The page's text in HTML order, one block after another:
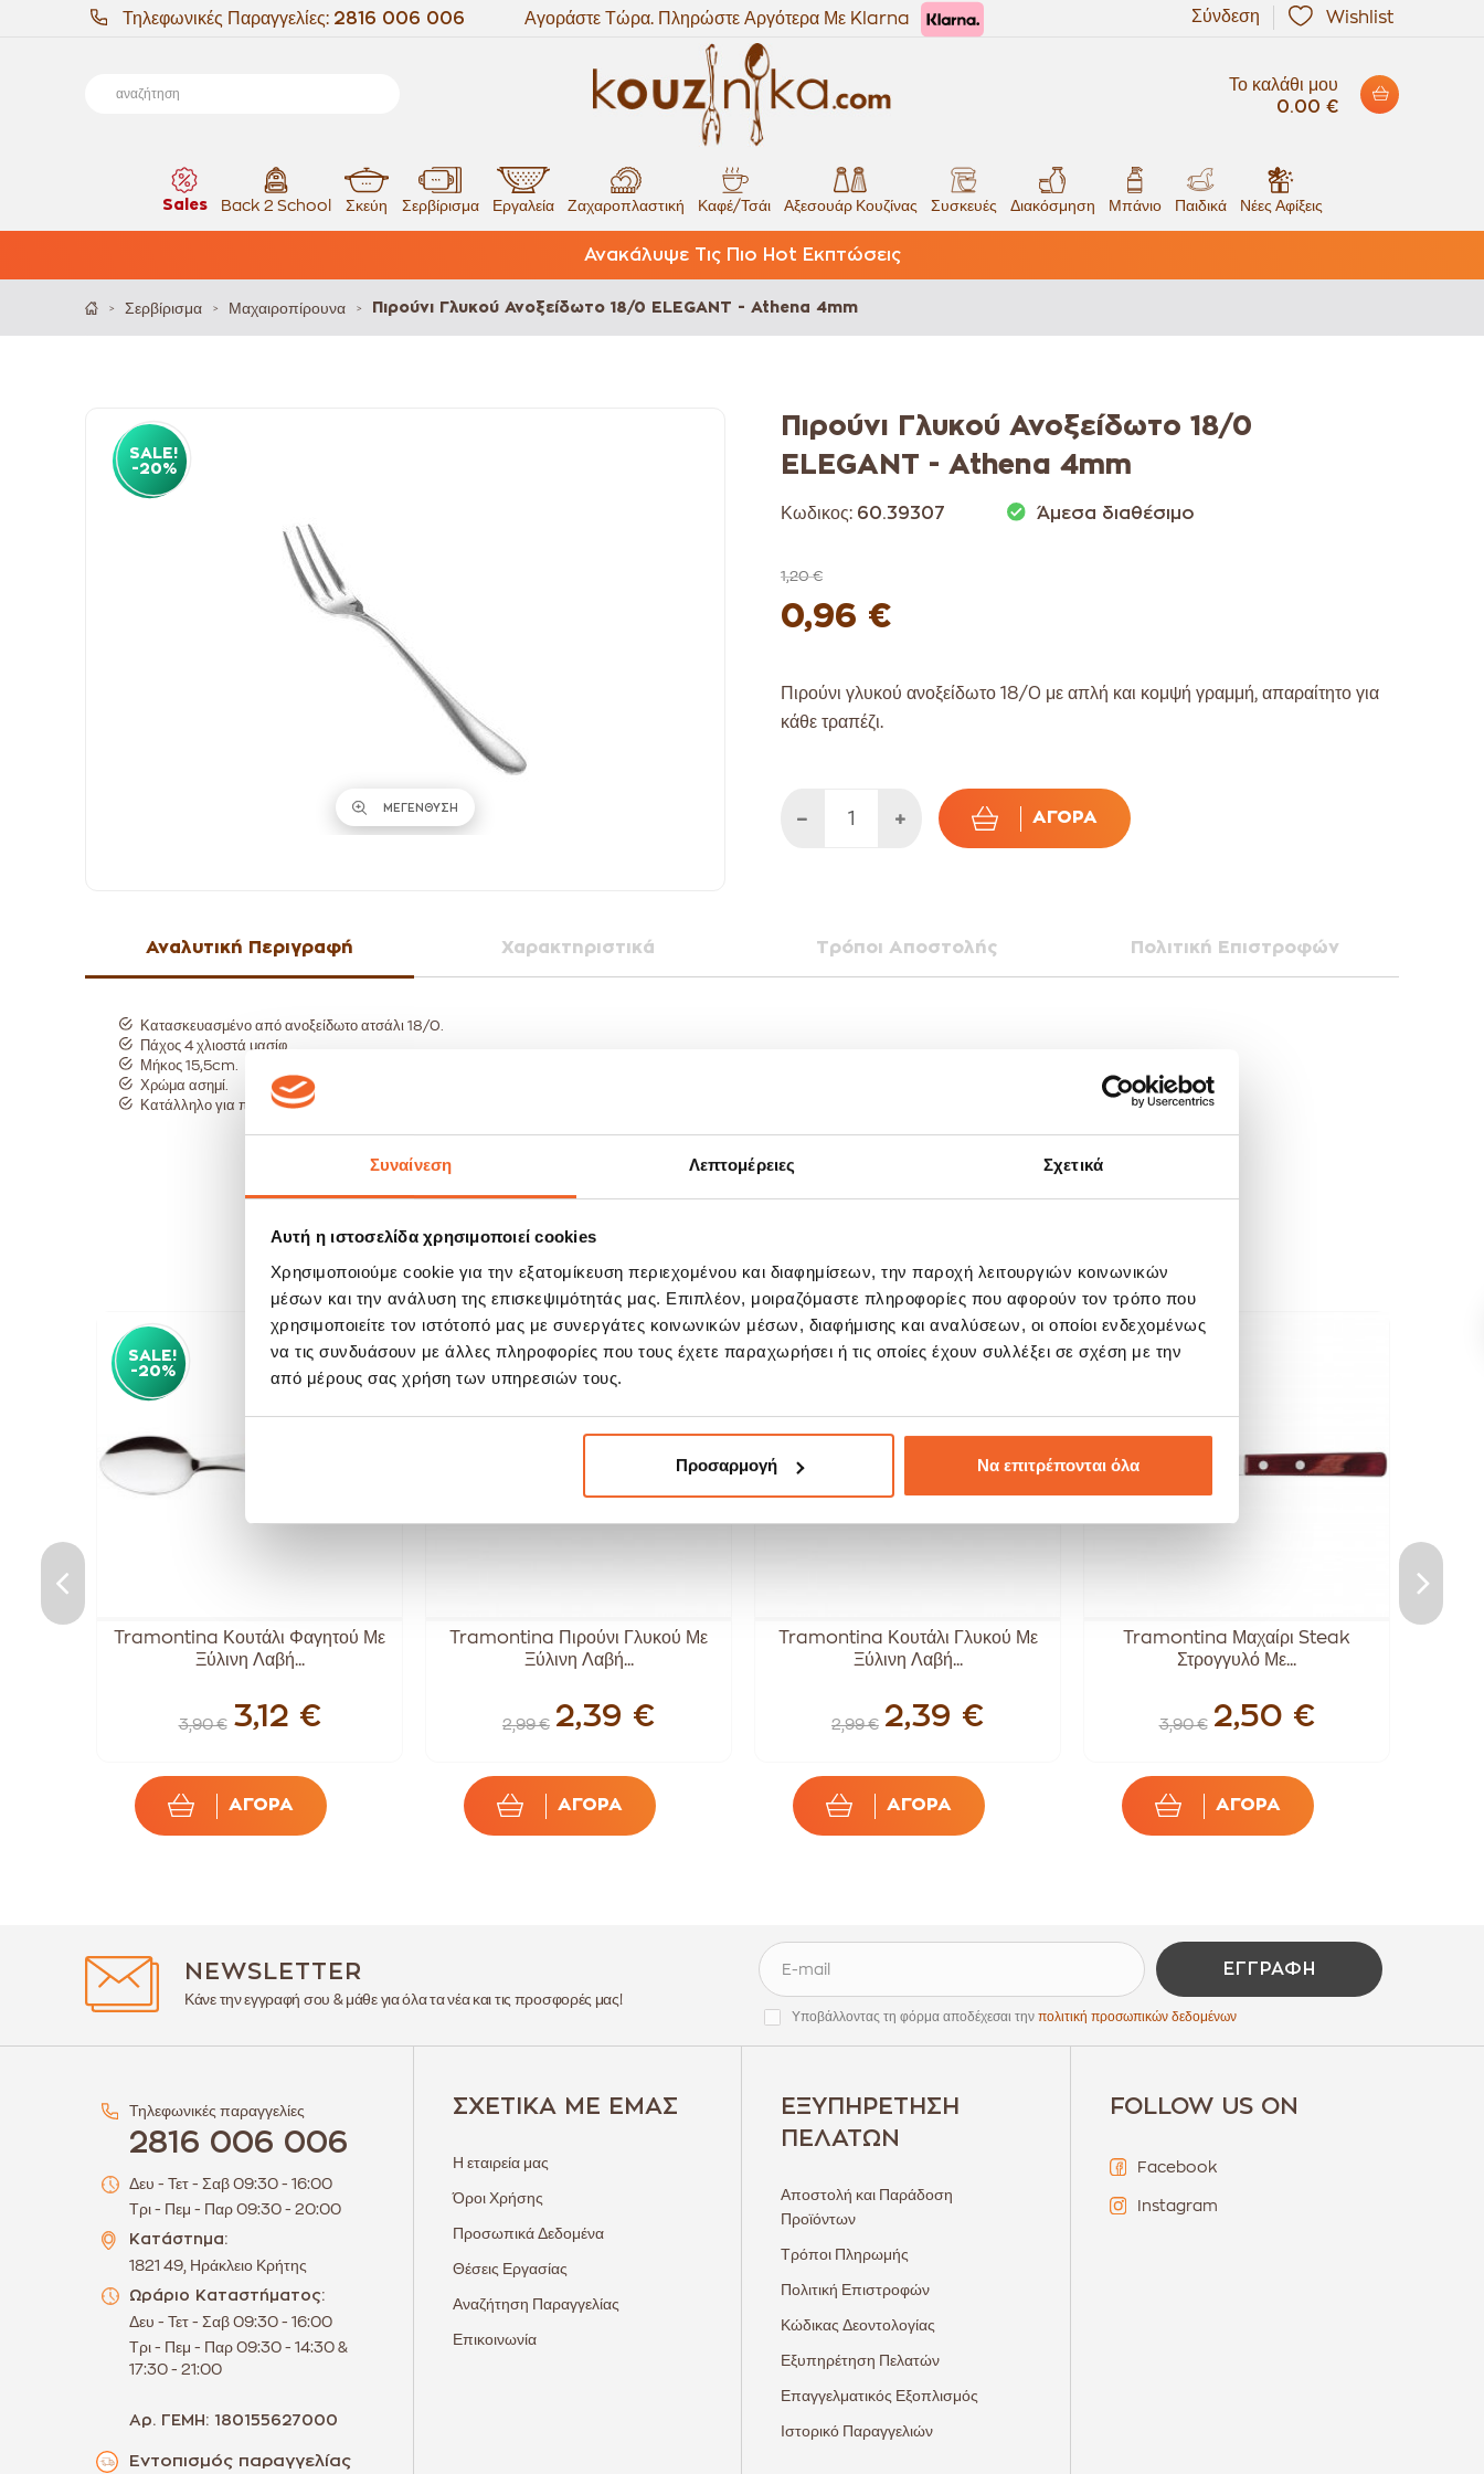
Συναίνεση Λεπτομέρειες Σχετικά
Αυτή η ιστοσελίδα χρησιμοποιεί cookies
Χρησιμοποιούμε cookie για την εξατομίκευση περιεχομένου και διαφημίσεων, την παροχή λειτουργιών κοινωνικών
μέσων και την ανάλυση της επισκεψιμότητάς μας. Επιπλέον, μοιραζόμαστε πληροφορίες που αφορούν τον τρόπο που
χρησιμοποιείτε τον ιστότοπό μας με συνεργάτες κοινωνικών μέσων, διαφήμισης και αναλύσεων, οι οποίοι ενδεχομένως
να τις συνδυάσουν με άλλες πληροφορίες που τους έχετε παραχωρήσει ή τις οποίες έχουν συλλέξει σε σχέση με την
από μέρους σας χρήση των υπηρεσιών τους.
Προσαρμογή Να επιτρέπονται όλα
Τηλεφωνικές Παραγγελίες: 2816 006 006 Αγοράστε Τώρα. Πληρώστε Αργότερα Με Klarna Wishlist
Σύνδεση
Το καλάθι μου
0.00 €
Sales Back 2 School Σκεύη Σερβίρισμα Εργαλεία Ζαχαροπλαστική Καφέ/Τσάι Αξεσουάρ Κουζίνας Συσκευές Διακόσμηση Μπάνιο Παιδικά Νέες Αφίξεις
Ανακάλυψε Τις Πιο Hot Εκπτώσεις
> Σερβίρισμα > Μαχαιροπίρουνα > Πιρούνι Γλυκού Ανοξείδωτο 18/0 ELEGANT - Athena 4mm
SALE!
-20%
ΜΕΓΕΝΘΥΣΗ
Πιρούνι Γλυκού Ανοξείδωτο 18/0
ELEGANT - Athena 4mm
Κωδικος: 60.39307 Άμεσα διαθέσιμο
1,20 €
0,96 €
Πιρούνι γλυκού ανοξείδωτο 18/0 με απλή και κομψή γραμμή, απαραίτητο για
κάθε τραπέζι.
ΑΓΟΡΆ
Αναλυτική Περιγραφή Χαρακτηριστικά Τρόποι Αποστολής Πολιτική Επιστροφών
Κατασκευασμένο από ανοξείδωτο ατσάλι 18/0.
Πάχος 4 χλιοστά μασίφ.
Μήκος 15,5cm.
Χρώμα ασημί.
Κατάλληλο για πλυντήριο πιάτων.
ΣΧΕΤΙΚΆ ΠΡΟΪΌΝΤΑ
SALE!
-20%
Tramontina Κουτάλι Φαγητού Με
Ξύλινη Λαβή...
3,90 € 3,12 €
ΑΓΟΡΑ
SALE!
Tramontina Πιρούνι Γλυκού Με
Ξύλινη Λαβή...
2,99 € 2,39 €
ΑΓΟΡΑ
SALE!
Tramontina Κουτάλι Γλυκού Με
Ξύλινη Λαβή...
2,99 € 2,39 €
ΑΓΟΡΑ
SALE!
Tramontina Μαχαίρι Steak
Στρογγυλό Με...
3,90 € 2,50 €
ΑΓΟΡΑ
NEWSLETTER
Κάνε την εγγραφή σου & μάθε για όλα τα νέα και τις προσφορές μας!
ΕΓΓΡΑΦΉ
Υποβάλλοντας τη φόρμα αποδέχεσαι την πολιτική προσωπικών δεδομένων
Τηλεφωνικές παραγγελίες
2816 006 006
Δευ - Τετ - Σαβ 09:30 - 16:00
Τρι - Πεμ - Παρ 09:30 - 20:00
Κατάστημα:
1821 49, Ηράκλειο Κρήτης
Ωράριο Καταστήματος:
Δευ - Τετ - Σαβ 09:30 - 16:00
Τρι - Πεμ - Παρ 09:30 - 14:30 &
17:30 - 21:00
Αρ. ΓΕΜΗ: 180155627000
Εντοπισμός παραγγελίας
ΣΧΕΤΙΚΆ ΜΕ ΕΜΆΣ
Η εταιρεία μας
Όροι Χρήσης
Προσωπικά Δεδομένα
Θέσεις Εργασίας
Αναζήτηση Παραγγελίας
Επικοινωνία
ΕΞΥΠΗΡΈΤΗΣΗ
ΠΕΛΑΤΏΝ
Αποστολή και Παράδοση
Προϊόντων
Τρόποι Πληρωμής
Πολιτική Επιστροφών
Κώδικας Δεοντολογίας
Εξυπηρέτηση Πελατών
Επαγγελματικός Εξοπλισμός
Ιστορικό Παραγγελιών
FOLLOW US ON
Facebook
Instagram